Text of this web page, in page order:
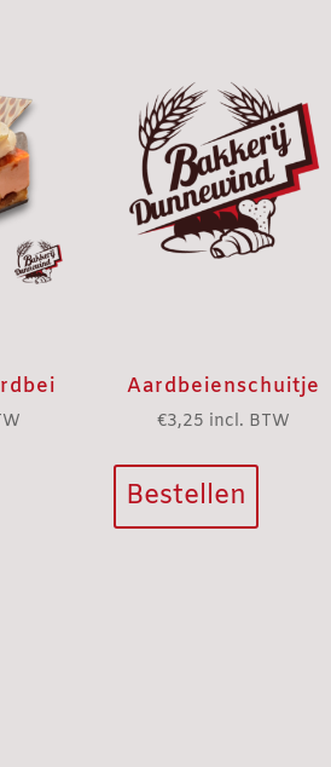
Aardbeienschuitje
€3,25 incl. BTW
Bestellen